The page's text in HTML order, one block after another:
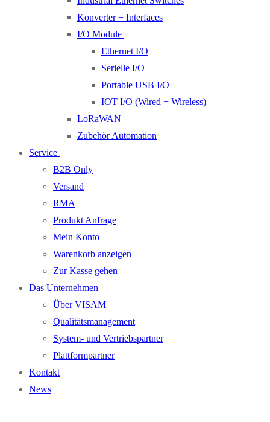
Konverter + Interfaces
I/O Module
Ethernet I/O
Serielle I/O
Portable USB I/O
IOT I/O (Wired + Wireless)
LoRaWAN
Zubehör Automation
Service
B2B Only
Versand
RMA
Produkt Anfrage
Mein Konto
Warenkorb anzeigen
Zur Kasse gehen
Das Unternehmen
Über VISAM
Qualitätsmanagement
System- und Vertriebspartner
Plattformpartner
Kontakt
News